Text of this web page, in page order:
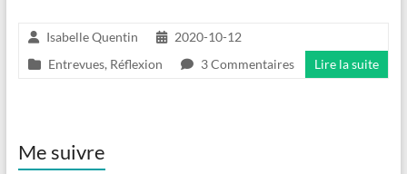
Isabelle Quentin
2020-10-12
Entrevues, Réflexion 3 Commentaires Lire la suite
Me suivre